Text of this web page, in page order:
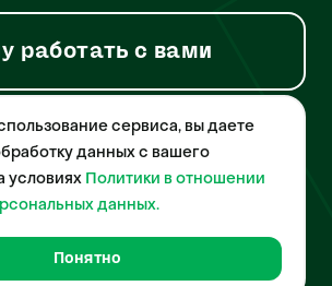
работать с вами
«Биржа домашних животных «Пет-Ес»
в области информационных
по разработке и эксплуатации
обеспечения, деятельность
коммуникационной сети Интернет и
свидетельство о регистрации
2021 года.
сервиса, вы даете
данных с вашего
условиях Политики в отношении
данных.
Понятно